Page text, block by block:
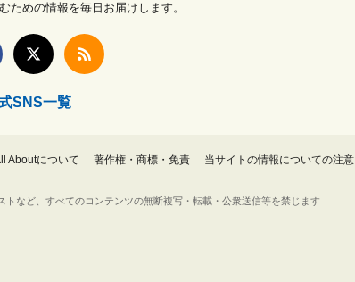
ための情報を毎日お届けします。
SNS一覧
Aboutについて 著作権・商標・免責 当サイトの情報についての注意
など、すべてのコンテンツの無断複写・転載・公衆送信等を禁じます